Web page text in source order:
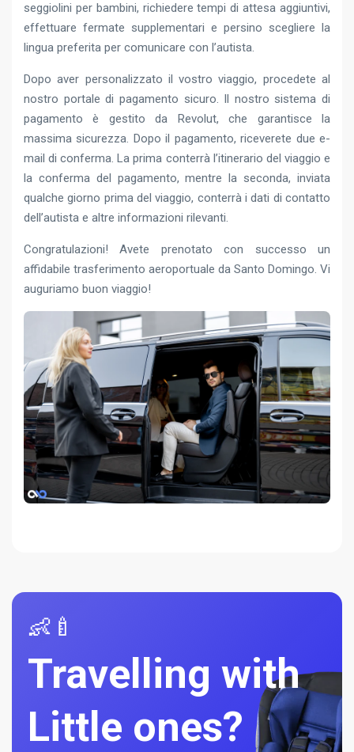
seggiolini per bambini, richiedere tempi di attesa aggiuntivi,
effettuare fermate supplementari e persino scegliere la
lingua preferita per comunicare con l’autista.
Dopo aver personalizzato il vostro viaggio, procedete al
nostro portale di pagamento sicuro. Il nostro sistema di
pagamento è gestito da Revolut, che garantisce la
massima sicurezza. Dopo il pagamento, riceverete due e-
mail di conferma. La prima conterrà l’itinerario del viaggio e
la conferma del pagamento, mentre la seconda, inviata
qualche giorno prima del viaggio, conterrà i dati di contatto
dell’autista e altre informazioni rilevanti.
Congratulazioni! Avete prenotato con successo un
affidabile trasferimento aeroportuale da Santo Domingo. Vi
auguriamo buon viaggio!
👶🍼
Travelling with
Little ones?